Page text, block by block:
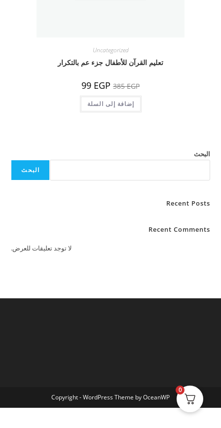
Uncategorized
تعليم القرآن للأطفال جزء عم بالتكرار
385EGP السعر
الأصلي
هو:
385 EGP.
99 EGP
هو:
إضافة إلى السلة
البحث
البحث
Recent Posts
Recent Comments
لا توجد تعليقات للعرض.
Copyright - WordPress Theme by OceanWP
0